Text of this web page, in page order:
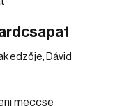
edzője, Dávid